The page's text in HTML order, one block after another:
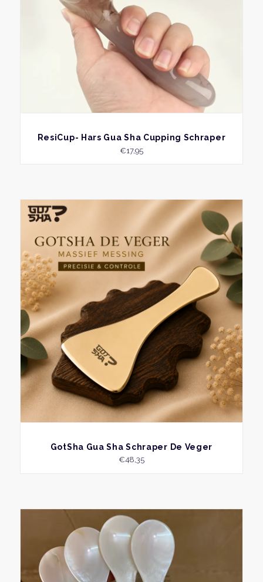
BEKIJK
ResiCup- Hars Gua Sha Cupping Schraper
€17,95
BEKIJK
GotSha Gua Sha Schraper De Veger
€48,35